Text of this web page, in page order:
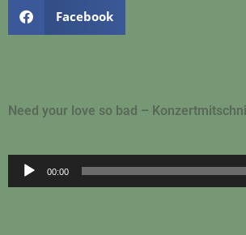
Facebook
Need your love so bad –
Audio-
Player
00:00